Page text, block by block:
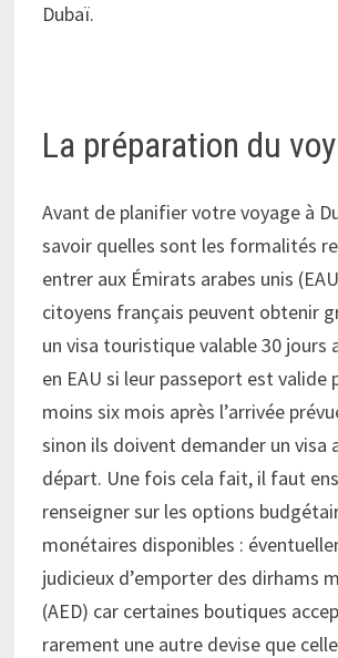
Dubaï.
La préparation du
Avant de planifier votre voyage à
savoir quelles sont les formalités
entrer aux Émirats arabes unis
citoyens français peuvent obtenir
un visa touristique valable 30 jours
en EAU si leur passeport est valide
moins six mois après l’arrivée
sinon ils doivent demander un visa
départ. Une fois cela fait, il faut
renseigner sur les options
monétaires disponibles :
judicieux d’emporter des dirhams
(AED) car certaines boutiques
rarement une autre devise que